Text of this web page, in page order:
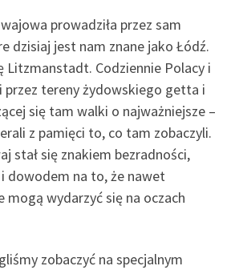
prowadziła przez sam
dzisiaj jest nam znane jako Łódź.
Litzmanstadt. Codziennie Polacy i
przez tereny żydowskiego getta i
się tam walki o najważniejsze –
z pamięci to, co tam zobaczyli.
stał się znakiem bezradności,
dowodem na to, że nawet
mogą wydarzyć się na oczach
zobaczyć na specjalnym